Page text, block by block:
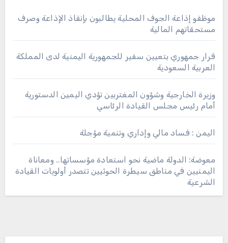
موظفو إذاعة الجوف المحلية يطالبون بإنقاذ الإذاعة وصرف
مستحقاتهم المالية
قرار جمهوري بتعيين سفير للجمهورية اليمنية لدى المملكة
العربية السعودية
وزيرة الخارجية وشؤون المغتربين تؤدي اليمين الدستورية
أمام رئيس مجلس القيادة الرئاسي
اليمن : فساد مالي وإداري وتنمية مؤجلة
معوضة: الدولة ماضية نحو استعادة مؤسساتها.. ومعاناة
اليمنيين في مناطق سيطرة الحوثيين تتصدر أولويات القيادة
الشرعية